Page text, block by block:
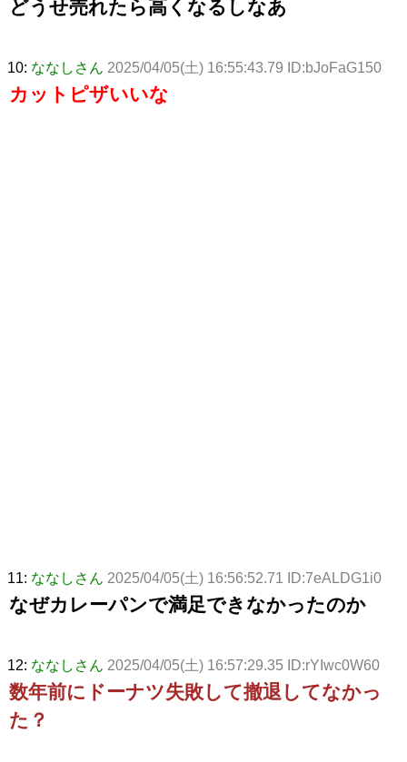
どうせ売れたら高くなるしなあ
10: ななしさん 2025/04/05(土) 16:55:43.79 ID:bJoFaG150
カットピザいいな
11: ななしさん 2025/04/05(土) 16:56:52.71 ID:7eALDG1i0
なぜカレーパンで満足できなかったのか
12: ななしさん 2025/04/05(土) 16:57:29.35 ID:rYIwc0W60
数年前にドーナツ失敗して撤退してなかっ
た？